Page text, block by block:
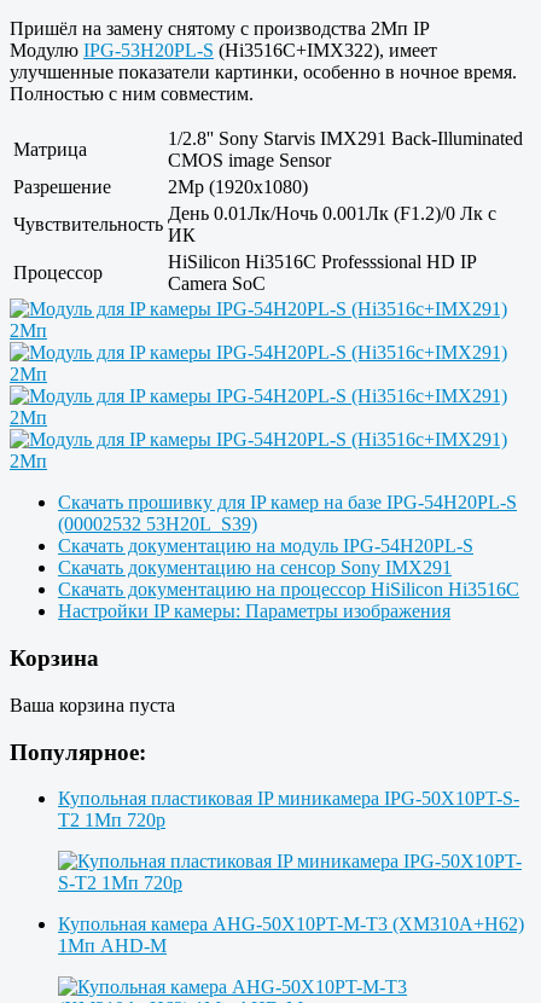
Пришёл на замену снятому с производства 2Мп IP
Модулю IPG-53H20PL-S (Hi3516C+IMX322), имеет
улучшенные показатели картинки, особенно в ночное время.
Полностью с ним совместим.
Матрица
1/2.8'' Sony Starvis IMX291 Back-Illuminated
CMOS image Sensor
Разрешение
2Mp (1920x1080)
Чувствительность
День 0.01Лк/Ночь 0.001Лк (F1.2)/0 Лк с
ИК
Процессор
HiSilicon Hi3516C Professsional HD IP
Camera SoC
Скачать прошивку для IP камер на базе IPG-54H20PL-S
(00002532 53H20L_S39)
Скачать документацию на модуль IPG-54H20PL-S
Скачать документацию на сенсор Sony IMX291
Скачать документацию на процессор HiSilicon Hi3516C
Настройки IP камеры: Параметры изображения
Корзина
Ваша корзина пуста
Популярное:
Купольная пластиковая IP миникамера IPG-50X10PT-S-
T2 1Мп 720p
Купольная камера AHG-50X10PT-M-T3 (XM310A+H62)
1Мп AHD-M